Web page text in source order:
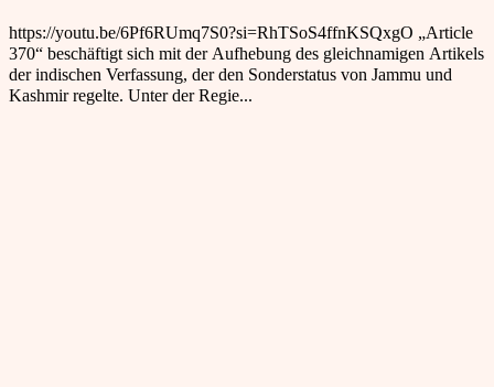
https://youtu.be/6Pf6RUmq7S0?si=RhTSoS4ffnKSQxgO „Article
370“ beschäftigt sich mit der Aufhebung des gleichnamigen Artikels
der indischen Verfassung, der den Sonderstatus von Jammu und
Kashmir regelte. Unter der Regie...